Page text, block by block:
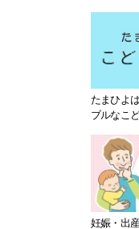
たまひよ
ブルなこ
妊娠・出